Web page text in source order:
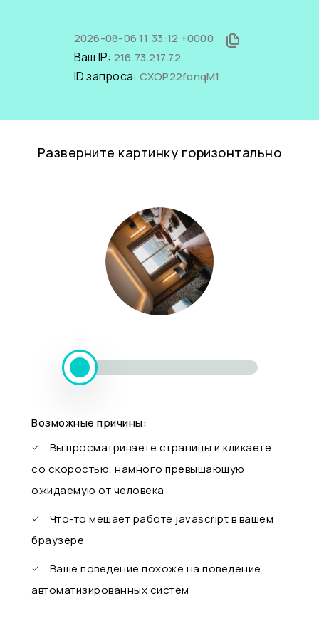
2026-08-06 11:33:12 +0000
Ваш IP: 216.73.217.72
ID запроса: CXOP22fonqM1
Разверните картинку горизонтально
Возможные причины:
Вы просматриваете страницы и кликаете
со скоростью, намного превышающую
ожидаемую от человека
Что-то мешает работе javascript в вашем
браузере
Ваше поведение похоже на поведение
автоматизированных систем